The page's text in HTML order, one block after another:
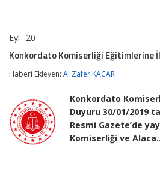
Eyl 20
Eğitimlerine
Duyuru
Konkordato Komiserliği Eğitimlerine
Haberi Ekleyen: A. Zafer KACAR
Konkordato
Duyuru 30/01/2019
Resmi Gazete’de
Komiserliği ve